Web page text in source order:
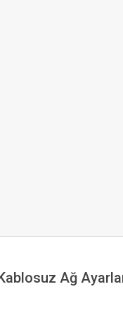
Ağ